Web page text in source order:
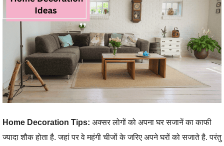
Home Decoration Tips: अक्सर लोगों को अपना घर सजानें का काफी
ज्यादा शौक होता है. जहां पर वे महंगी चीजों के जरिए अपने घरों को सजाते है. परंतु